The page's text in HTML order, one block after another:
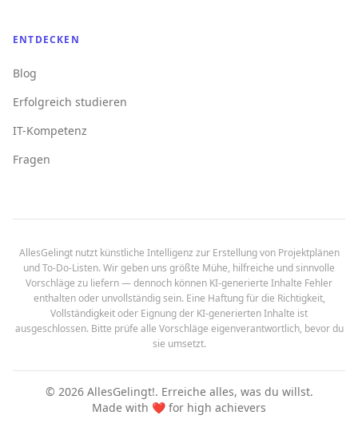
ENTDECKEN
Blog
Erfolgreich studieren
IT-Kompetenz
Fragen
AllesGelingt nutzt künstliche Intelligenz zur Erstellung von Projektplänen
und To-Do-Listen. Wir geben uns größte Mühe, hilfreiche und sinnvolle
Vorschläge zu liefern — dennoch können KI-generierte Inhalte Fehler
enthalten oder unvollständig sein. Eine Haftung für die Richtigkeit,
Vollständigkeit oder Eignung der KI-generierten Inhalte ist
ausgeschlossen. Bitte prüfe alle Vorschläge eigenverantwortlich, bevor du
sie umsetzt.
© 2026AllesGelingt!. Erreiche alles, was du willst.
Made with ❤️ for high achievers